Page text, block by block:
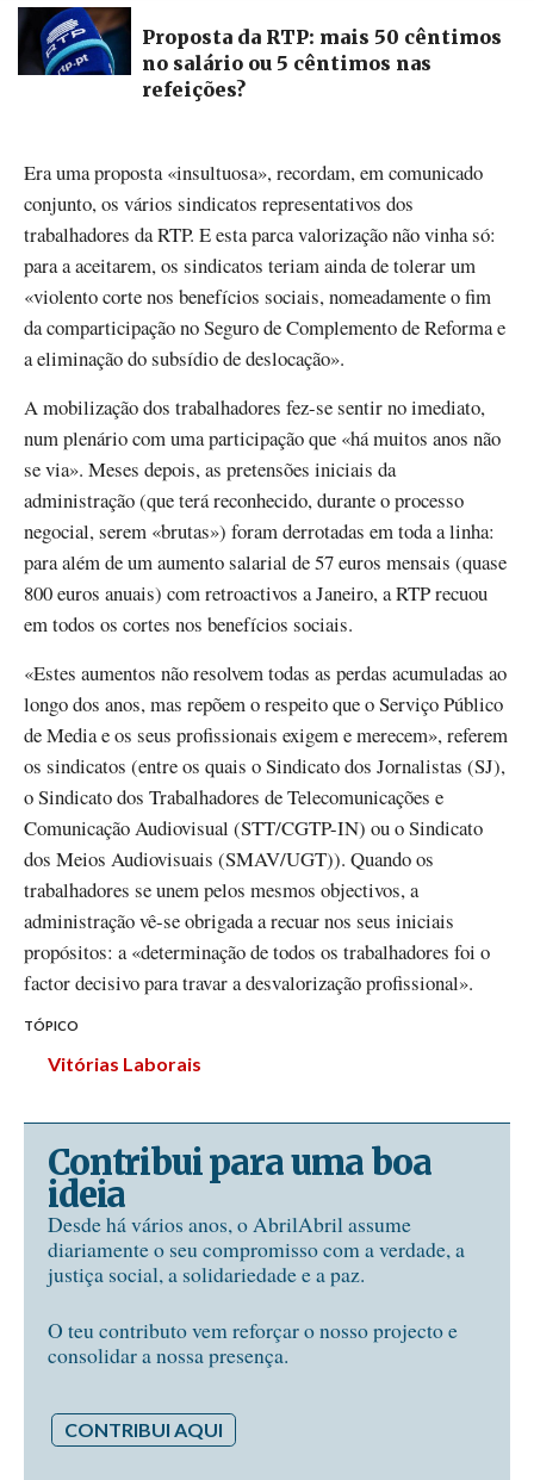
Proposta da RTP: mais 50 cêntimos
no salário ou 5 cêntimos nas
refeições?
Era uma proposta «insultuosa», recordam, em comunicado
conjunto, os vários sindicatos representativos dos
trabalhadores da RTP. E esta parca valorização não vinha só:
para a aceitarem, os sindicatos teriam ainda de tolerar um
«violento corte nos benefícios sociais, nomeadamente o fim
da comparticipação no Seguro de Complemento de Reforma e
a eliminação do subsídio de deslocação».
A mobilização dos trabalhadores fez-se sentir no imediato,
num plenário com uma participação que «há muitos anos não
se via». Meses depois, as pretensões iniciais da
administração (que terá reconhecido, durante o processo
negocial, serem «brutas») foram derrotadas em toda a linha:
para além de um aumento salarial de 57 euros mensais (quase
800 euros anuais) com retroactivos a Janeiro, a RTP recuou
em todos os cortes nos benefícios sociais.
«Estes aumentos não resolvem todas as perdas acumuladas ao
longo dos anos, mas repõem o respeito que o Serviço Público
de Media e os seus profissionais exigem e merecem», referem
os sindicatos (entre os quais o Sindicato dos Jornalistas (SJ),
o Sindicato dos Trabalhadores de Telecomunicações e
Comunicação Audiovisual (STT/CGTP-IN) ou o Sindicato
dos Meios Audiovisuais (SMAV/UGT)). Quando os
trabalhadores se unem pelos mesmos objectivos, a
administração vê-se obrigada a recuar nos seus iniciais
propósitos: a «determinação de todos os trabalhadores foi o
factor decisivo para travar a desvalorização profissional».
TÓPICO
Vitórias Laborais
Contribui para uma boa
ideia
Desde há vários anos, o AbrilAbril assume
diariamente o seu compromisso com a verdade, a
justiça social, a solidariedade e a paz.
O teu contributo vem reforçar o nosso projecto e
consolidar a nossa presença.
CONTRIBUI AQUI